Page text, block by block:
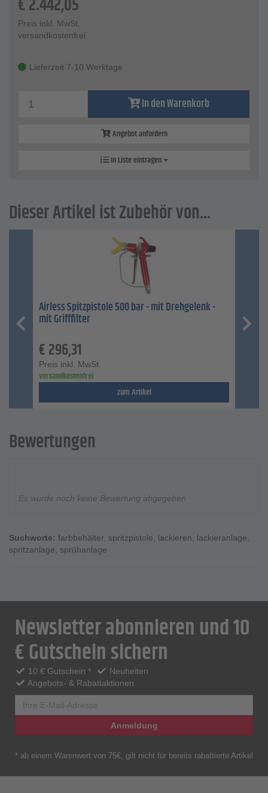
€2.442,05
Preis inkl. MwSt.
versandkostenfrei
Lieferzeit 7-10 Werktage
In den Warenkorb
Angebot anfordern
In Liste eintragen
Dieser Artikel ist Zubehör von...
Airless Spitzpistole 500 bar - mit Drehgelenk -
mit Grifffilter
€296,31
Preis inkl. MwSt.
versandkostenfrei
zum Artikel
Bewertungen
Es wurde noch keine Bewertung abgegeben
Suchworte: farbbehälter, spritzpistole, lackieren, lackieranlage,
spritzanlage, sprühanlage
Newsletter abonnieren und 10
€ Gutschein sichern
10 € Gutschein *
Neuheiten
Angebots- & Rabattaktionen
Anmeldung
* ab einem Warenwert von 75€, gilt nicht für bereits rabattierte Artikel